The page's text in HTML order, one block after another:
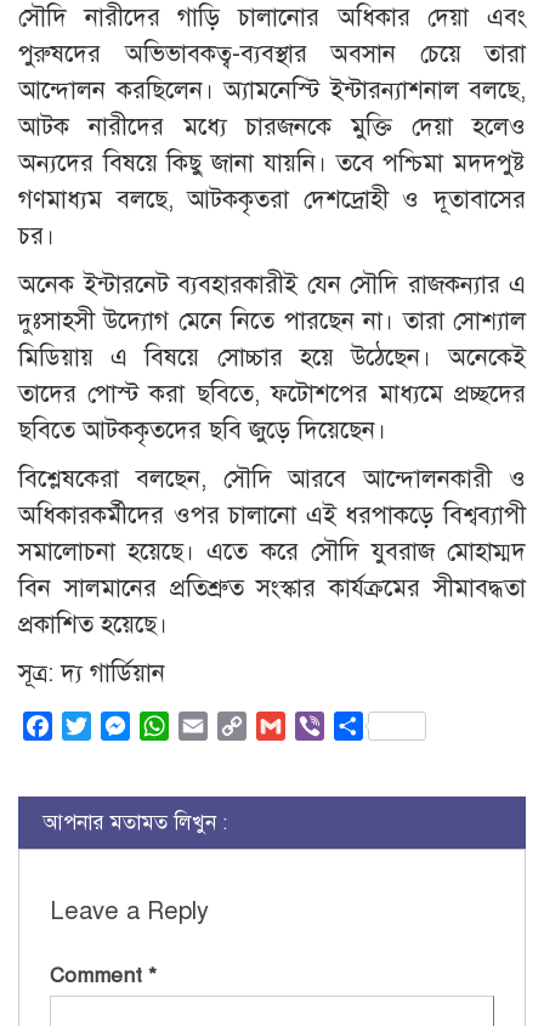
সৌদি নারীদের গাড়ি চালানোর অধিকার দেয়া এবং
পুরুষদের অভিভাবকত্ব-ব্যবস্থার অবসান চেয়ে তারা
আন্দোলন করছিলেন। অ্যামনেস্টি ইন্টারন্যাশনাল বলছে,
আটক নারীদের মধ্যে চারজনকে মুক্তি দেয়া হলেও
অন্যদের বিষয়ে কিছু জানা যায়নি। তবে পশ্চিমা মদদপুষ্ট
গণমাধ্যম বলছে, আটককৃতরা দেশদ্রোহী ও দূতাবাসের
চর।
অনেক ইন্টারনেট ব্যবহারকারীই যেন সৌদি রাজকন্যার এ
দুঃসাহসী উদ্যোগ মেনে নিতে পারছেন না। তারা সোশ্যাল
মিডিয়ায় এ বিষয়ে সোচ্চার হয়ে উঠেছেন। অনেকেই
তাদের পোস্ট করা ছবিতে, ফটোশপের মাধ্যমে প্রচ্ছদের
ছবিতে আটককৃতদের ছবি জুড়ে দিয়েছেন।
বিশ্লেষকেরা বলছেন, সৌদি আরবে আন্দোলনকারী ও
অধিকারকর্মীদের ওপর চালানো এই ধরপাকড়ে বিশ্বব্যাপী
সমালোচনা হয়েছে। এতে করে সৌদি যুবরাজ মোহাম্মদ
বিন সালমানের প্রতিশ্রুত সংস্কার কার্যক্রমের সীমাবদ্ধতা
প্রকাশিত হয়েছে।
সূত্র: দ্য গার্ডিয়ান
FacebookTwitterMessenger
WhatsApp
Email
Copy
Gmail ViberShare
আপনার মতামত লিখুন :
Leave a Reply
Comment *